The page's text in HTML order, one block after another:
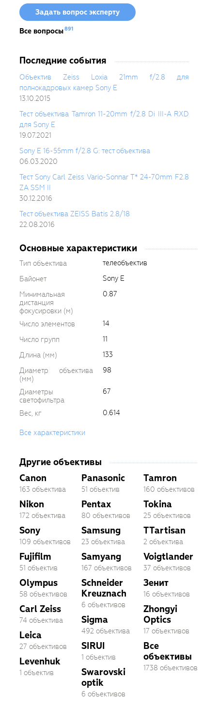
Задать вопрос эксперту
Все вопросы891
Последние события
Объектив Zeiss Loxia 21mm f/2.8 для
полнокадровых камер Sony E
13.10.2015
Тест объектива Tamron 11-20mm f/2.8 Di III-A RXD
для Sony E
19.07.2021
Sony E 16-55mm f/2.8 G: тест объектива
06.03.2020
Тест Sony Carl Zeiss Vario-Sonnar T* 24-70mm F2.8
ZA SSM II
30.12.2016
Тест объектива ZEISS Batis 2.8/18
22.08.2016
Основные характеристики
Тип объектива
телеобъектив
Байонет
Sony E
Минимальная
дистанция
фокусировки (м)
0.87
Число элементов
14
Число групп
11
Длина (мм)
133
Диаметр объектива
(мм)
98
Диаметры
светофильтра
67
Вес, кг 0.614
Все характеристики
Другие объективы
Canon
163 объектива
Nikon
172 объектива
Sony
109 объективов
Fujifilm
51 объектив
Olympus
58 объективов
Carl Zeiss
74 объектива
Leica
27 объективов
Levenhuk
1 объектив
Panasonic
51 объектив
Pentax
80 объективов
Samsung
23 объектива
Samyang
167 объективов
Schneider
Kreuznach
6 объективов
Sigma
492 объектива
SIRUI
1 объектив
Swarovski
optik
6 объективов
Tamron
160 объективов
Tokina
25 объективов
TTartisan
2 объектива
Voigtlander
37 объективов
Зенит
16 объективов
Zhongyi
Optics
17 объективов
Все
объективы
1738 объективов